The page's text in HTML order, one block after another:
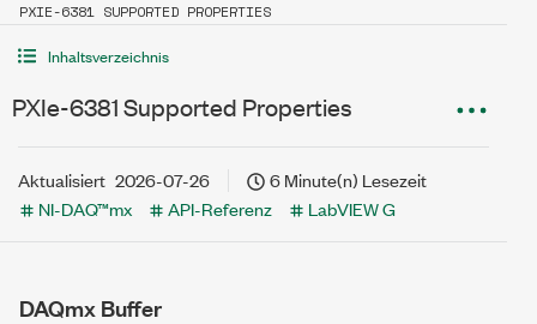
PXIE-6381 SUPPORTED PROPERTIES
Inhaltsverzeichnis
PXIe-6381 Supported Properties
Aktualisiert 2026-07-26
6 Minute(n) Lesezeit
NI-DAQ™mx
API-Referenz LabVIEW G
DAQmx Buffer